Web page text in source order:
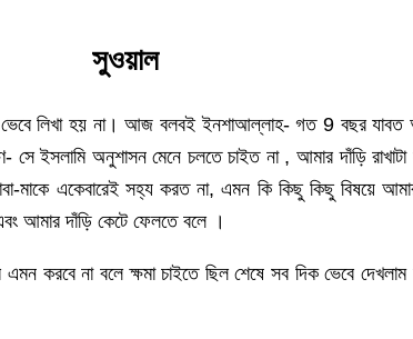
সুওয়াল
ভেবে লিখা হয় না। আজ বলবই ইনশাআল্লাহ- গত 9 বছর
অনুশাসন মেনে চলতে চাইত না , আমার দাঁড়ি রাখাটা
মাকে একেবারেই সহ্য করত না, এমন কি কিছু কিছু বিষয়ে
আমার দাঁড়ি কেটে ফেলতে বলে ।
করবে না বলে ক্ষমা চাইতে ছিল শেষে সব দিক ভেবে দেখলাম